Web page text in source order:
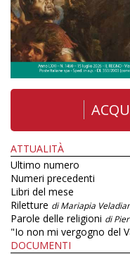
ATTUALITÀ
Ultimo numero
Numeri precedenti
Libri del mese
Riletture di Mariapia
Parole delle religioni di
"Io non mi vergogno del
DOCUMENTI